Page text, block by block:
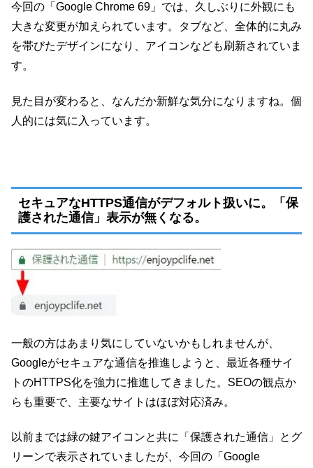
今回の「Google Chrome 69」では、久しぶりに外観にも
大きな変更が加えられています。タブなど、全体的に丸み
を帯びたデザインになり、アイコンなども刷新されていま
す。
見た目が変わると、なんだか新鮮な気分になりますね。個
人的には気に入っています。
セキュアなHTTPS通信がデフォルト扱いに。「保
護された通信」表示が無くなる。
一般の方はあまり気にしていないかもしれませんが、
Googleがセキュアな通信を推進しようと、最近各種サイ
トのHTTPS化を強力に推進してきました。SEOの観点か
らも重要で、主要なサイトはほぼ対応済み。
以前までは緑の鍵アイコンと共に「保護された通信」とグ
リーンで表示されていましたが、今回の「Google